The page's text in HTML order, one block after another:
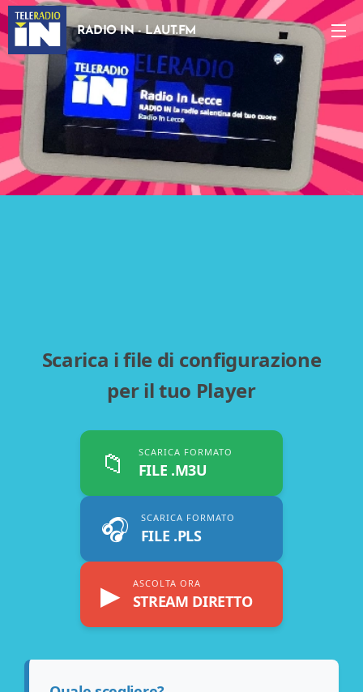
RADIO IN - LAUT.FM
Scarica i file di configurazione
per il tuo Player
📁 SCARICA FORMATO
FILE .M3U
🎧 SCARICA FORMATO
FILE .PLS
▶ ASCOLTA ORA
STREAM DIRETTO